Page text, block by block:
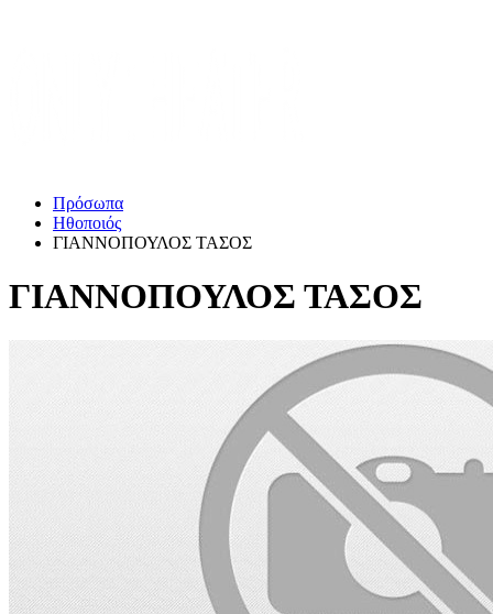
Πρόσωπα
Ηθοποιός
ΓΙΑΝΝΟΠΟΥΛΟΣ ΤΑΣΟΣ
ΓΙΑΝΝΟΠΟΥΛΟΣ ΤΑΣΟΣ